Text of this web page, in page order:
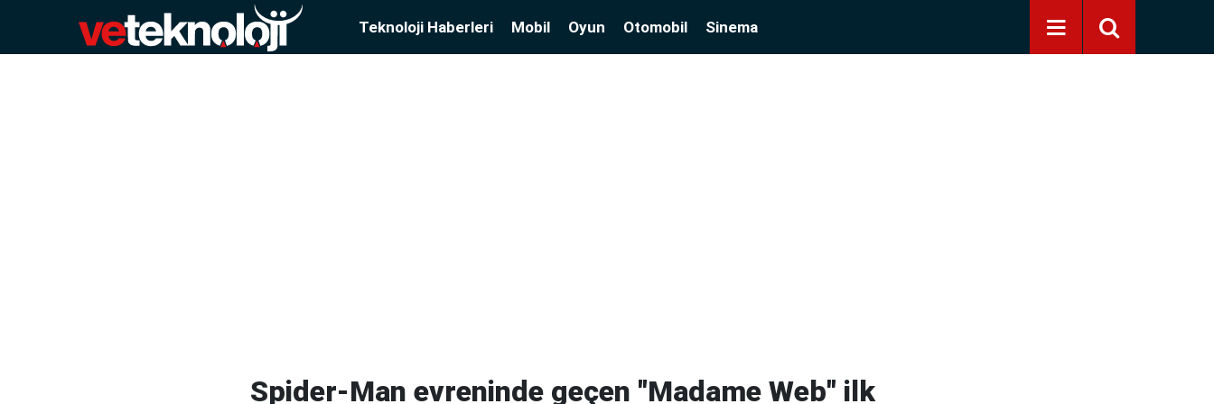
Teknoloji Haberleri Mobil Oyun Otomobil Sinema
Spider-Man evreninde geçen "Madame Web" ilk